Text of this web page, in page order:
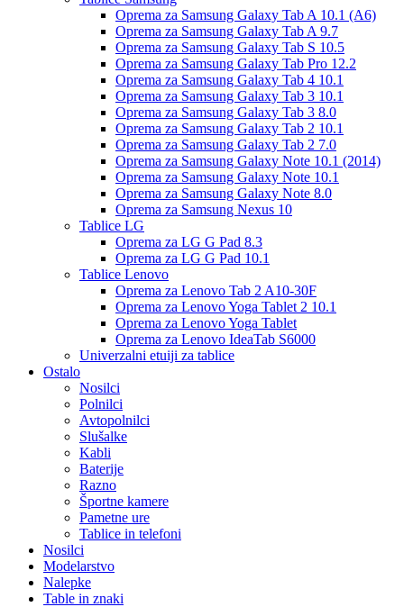
Oprema za Samsung Galaxy Tab A 10.1 (A6)
Oprema za Samsung Galaxy Tab A 9.7
Oprema za Samsung Galaxy Tab S 10.5
Oprema za Samsung Galaxy Tab Pro 12.2
Oprema za Samsung Galaxy Tab 4 10.1
Oprema za Samsung Galaxy Tab 3 10.1
Oprema za Samsung Galaxy Tab 3 8.0
Oprema za Samsung Galaxy Tab 2 10.1
Oprema za Samsung Galaxy Tab 2 7.0
Oprema za Samsung Galaxy Note 10.1 (2014)
Oprema za Samsung Galaxy Note 10.1
Oprema za Samsung Galaxy Note 8.0
Oprema za Samsung Nexus 10
Tablice LG
Oprema za LG G Pad 8.3
Oprema za LG G Pad 10.1
Tablice Lenovo
Oprema za Lenovo Tab 2 A10-30F
Oprema za Lenovo Yoga Tablet 2 10.1
Oprema za Lenovo Yoga Tablet
Oprema za Lenovo IdeaTab S6000
Univerzalni etuiji za tablice
Ostalo
Nosilci
Polnilci
Avtopolnilci
Slušalke
Kabli
Baterije
Razno
Športne kamere
Pametne ure
Tablice in telefoni
Nosilci
Modelarstvo
Nalepke
Table in znaki